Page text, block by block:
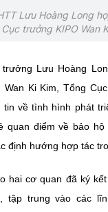
Lưu Hoàng Long
trưởng KIPO Wan
Lưu Hoàng
Ki Kim, Tổng
tin về tình hình phát
quan điểm về bảo hộ
định hướng hợp tác
hai cơ quan đã ký
tập trung vào các